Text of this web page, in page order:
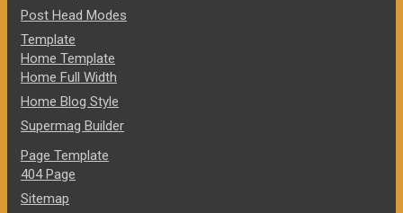
Post Head Modes
Template
Home Template
Home Full Width
Home Blog Style
Supermag Builder
Page Template
404 Page
Sitemap